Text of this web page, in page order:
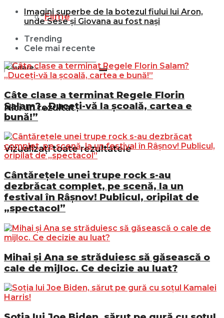
Filme
Nici un rezultat
Vizualizați toate rezultatele
Imagini superbe de la botezul fiului lui Aron,
unde Sese și Giovana au fost nași
Trending
Cele mai recente
Câte clase a terminat Regele Florin
Salam? „Duceți-vă la școală, cartea e
bună!”
Cântărețele unei trupe rock s-au
dezbrăcat complet, pe scenă, la un
festival în Râșnov! Publicul, oripilat de
„spectacol”
Mihai și Ana se străduiesc să găsească o
cale de mijloc. Ce decizie au luat?